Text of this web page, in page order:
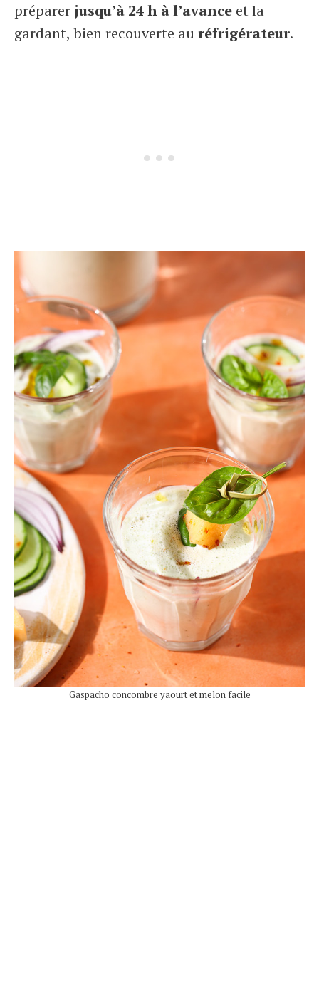
préparer jusqu’à 24 h à l’avance et la
gardant, bien recouverte au réfrigérateur.
Gaspacho concombre yaourt et melon facile